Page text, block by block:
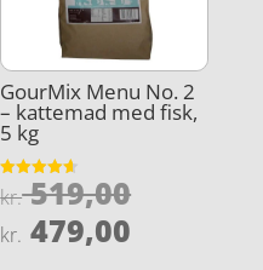
GourMix Menu No. 2
– kattemad med fisk,
5 kg
Vurderet
4.6
kr.519,00Den
kr. 479,00